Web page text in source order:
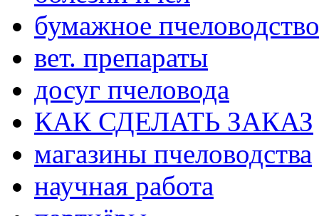
бумажное пчеловодство
вет. препараты
досуг пчеловода
КАК СДЕЛАТЬ ЗАКАЗ
магазины пчеловодства
научная работа